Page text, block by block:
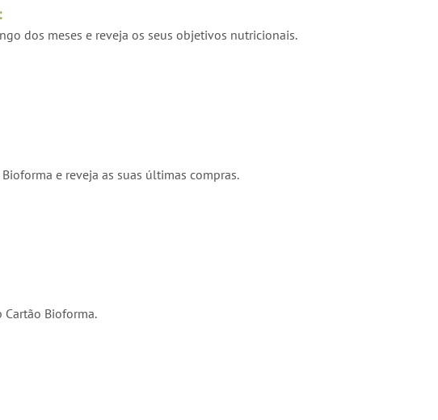
dos meses e reveja os seus objetivos nutricionais.
e reveja as suas últimas compras.
Cartão Bioforma.